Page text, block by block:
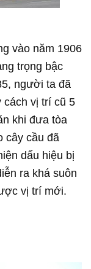
vào năm 1906
trọng bậc
người ta đã
cách vị trí cũ 5
khi đưa tòa
cây cầu đã
dấu hiệu bị
ra khá suôn
vị trí mới.